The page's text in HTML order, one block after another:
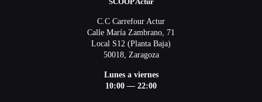
C.C Carrefour Actur
Calle María Zambrano, 71
Local S12 (Planta Baja)
50018, Zaragoza
Lunes a viernes
10:00 — 22:00